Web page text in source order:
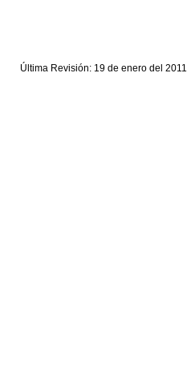
Última Revisión: 19 de enero del 2011